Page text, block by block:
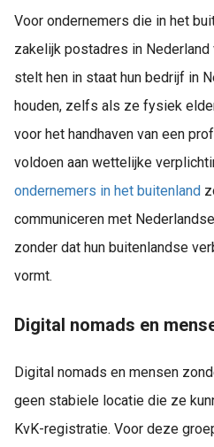
Voor ondernemers die in het
zakelijk postadres in
stelt hen in staat hun bedrijf in
houden, zelfs als ze fysiek
voor het handhaven van een
voldoen aan wettelijke
ondernemers in het buitenland
communiceren met
zonder dat hun buitenlandse
vormt.
Digital nomads en
Digital nomads en mensen
geen stabiele locatie die ze
KvK-registratie. Voor deze